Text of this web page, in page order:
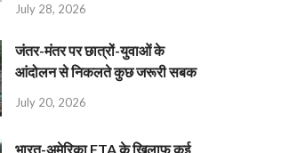
July 28, 2026
जंतर-मंतर पर छात्रों-युवाओं के
आंदोलन से निकलते कुछ जरूरी सबक
July 20, 2026
भारत-अमेरिका FTA के खिलाफ कई